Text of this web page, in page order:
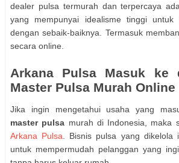
dealer pulsa termurah dan terpercaya
yang mempunyai idealisme tinggi untuk
dengan sebaik-baiknya. Termasuk
secara online.
Arkana Pulsa Masuk ke
Master Pulsa Murah
Jika ingin mengetahui usaha yang
master pulsa murah di Indonesia, maka
Arkana Pulsa . Bisnis pulsa yang dikelola
untuk mempermudah pelanggan yang